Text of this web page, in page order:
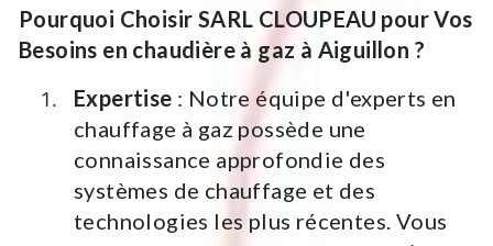
Pourquoi Choisir SARL CLOUPEAU pour Vos
Besoins en chaudière à gaz à Aiguillon ?
Expertise : Notre équipe d'experts en
chauffage à gaz possède une
connaissance approfondie des
systèmes de chauffage et des
technologies les plus récentes. Vous